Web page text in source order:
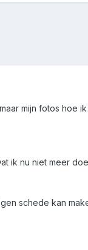
mijn fotos hoe
ik nu niet meer
schede kan